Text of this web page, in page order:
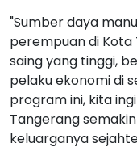
"Sumber daya
perempuan di Kota
saing yang tinggi,
pelaku ekonomi di
program ini, kita
Tangerang
keluarganya